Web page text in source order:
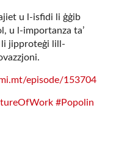
u l-isfidi li ġġib
u l-importanza ta’
li jipproteġi lill-
episode/153704
#Popolin